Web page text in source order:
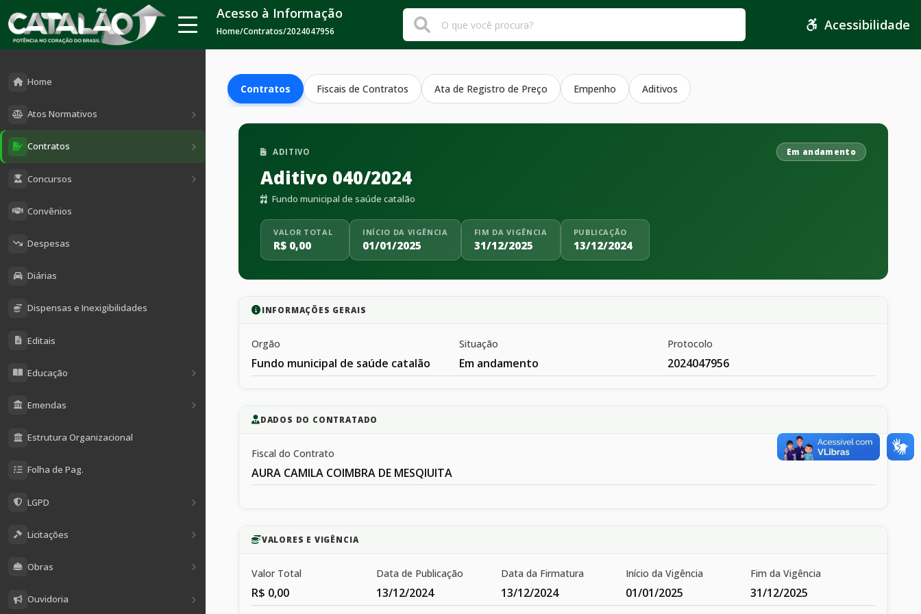
Home
Atos Normativos
Contratos
Concursos
Convênios
Despesas
Diárias
Dispensas e Inexigibilidades
Editais
Educação
Emendas
Estrutura Organizacional
Folha de Pag.
LGPD
Licitações
Obras
Ouvidoria
Acesso à Informação
Home/Contratos/2024047956 Acessibilidade
Contratos Fiscais de Contratos Ata de Registro de Preço Empenho Aditivos
ADITIVO Em andamento
Aditivo 040/2024
Fundo municipal de saúde catalão
VALOR TOTAL
R$ 0,00
INÍCIO DA VIGÊNCIA
01/01/2025
FIM DA VIGÊNCIA
31/12/2025
PUBLICAÇÃO
13/12/2024
INFORMAÇÕES GERAIS
Orgão
Fundo municipal de saúde catalão
Situação
Em andamento
Protocolo
2024047956
DADOS DO CONTRATADO
Fiscal do Contrato
AURA CAMILA COIMBRA DE MESQIUITA
VALORES E VIGÊNCIA
Valor Total
R$ 0,00
Data de Publicação
13/12/2024
Data da Firmatura
13/12/2024
Início da Vigência
01/01/2025
Fim da Vigência
31/12/2025